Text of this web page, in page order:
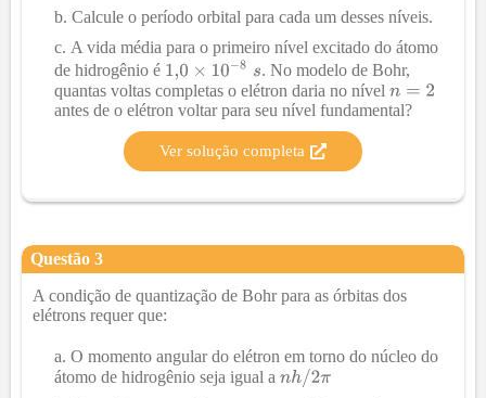
Calcule o período orbital para cada um desses níveis.
A vida média para o primeiro nível excitado do átomo
de hidrogênio é
. No modelo de Bohr,
quantas voltas completas o elétron daria no nível
antes de o elétron voltar para seu nível fundamental?
Ver solução completa
Questão 3
A condição de quantização de Bohr para as órbitas dos
elétrons requer que:
O momento angular do elétron em torno do núcleo do
átomo de hidrogênio seja igual a